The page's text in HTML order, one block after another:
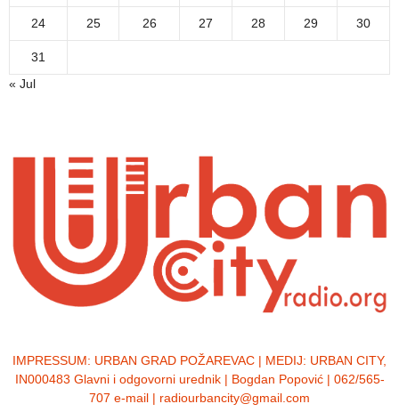
24 25 26 27 28 29 30
31
« Jul
IMPRESSUM: URBAN GRAD POŽAREVAC | MEDIJ: URBAN CITY,
IN000483 Glavni i odgovorni urednik | Bogdan Popović | 062/565-
707 e-mail | radiourbancity@gmail.com